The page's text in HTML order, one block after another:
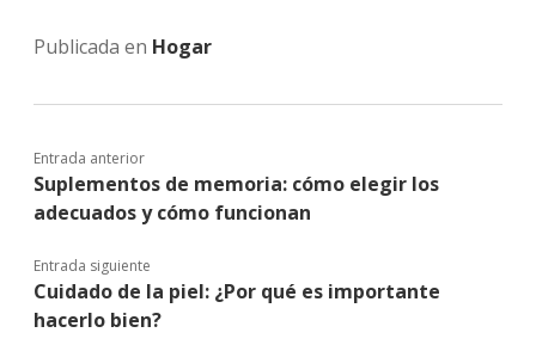
Publicada en Hogar
Entrada anterior
Suplementos de memoria: cómo elegir los
adecuados y cómo funcionan
Entrada siguiente
Cuidado de la piel: ¿Por qué es importante
hacerlo bien?